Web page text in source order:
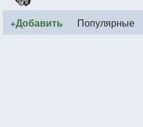
+Добавить Популярные